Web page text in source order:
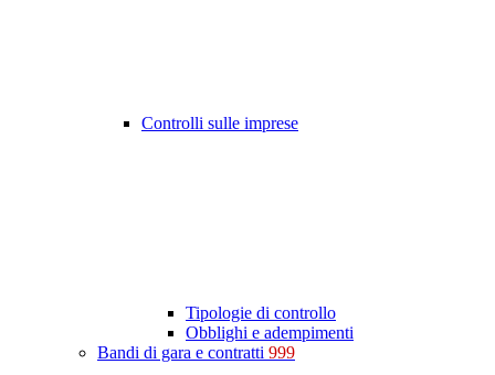
Controlli sulle imprese
Tipologie di controllo
Obblighi e adempimenti
Bandi di gara e contratti 999